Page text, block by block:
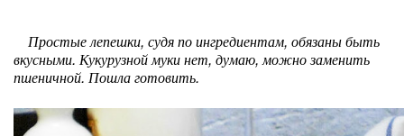
Простые лепешки, судя по ингредиентам, обязаны быть
вкусными. Кукурузной муки нет, думаю, можно заменить
пшеничной. Пошла готовить.